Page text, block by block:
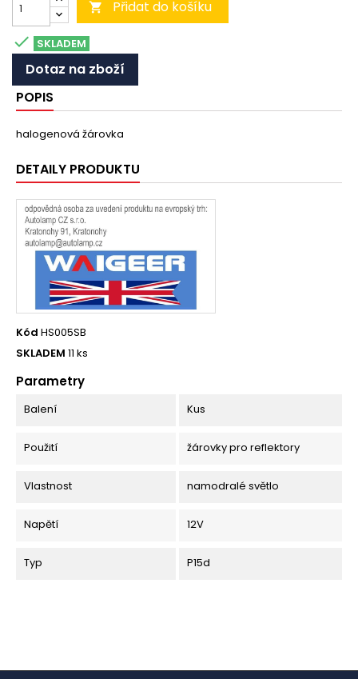
 Přidat do košíku
 SKLADEM
Dotaz na zboží
POPIS
halogenová žárovka
DETAILY PRODUKTU
Kód HS005SB
SKLADEM 11 ks
Parametry
Balení Kus
Použití žárovky pro reflektory
Vlastnost namodralé světlo
Napětí 12V
Typ P15d